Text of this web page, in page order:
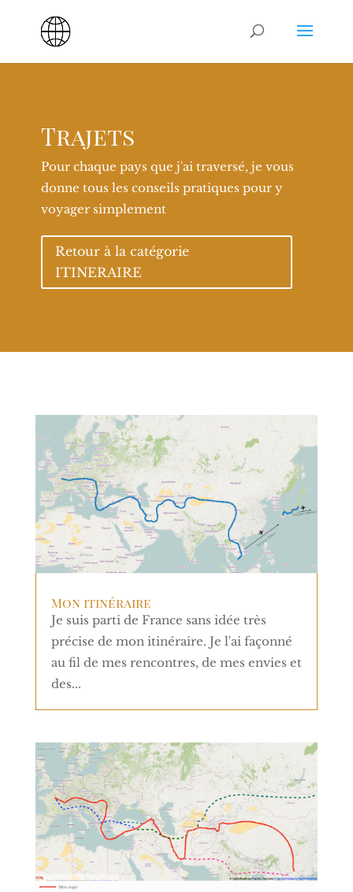
Trajets
Pour chaque pays que j'ai traversé, je vous
donne tous les conseils pratiques pour y
voyager simplement
Retour à la catégorie
ITINERAIRE
Mon itinéraire
Je suis parti de France sans idée très
précise de mon itinéraire. Je l'ai façonné
au fil de mes rencontres, de mes envies et
des...